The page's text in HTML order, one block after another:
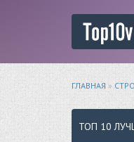
ГЛАВНАЯ»
ТОП 10